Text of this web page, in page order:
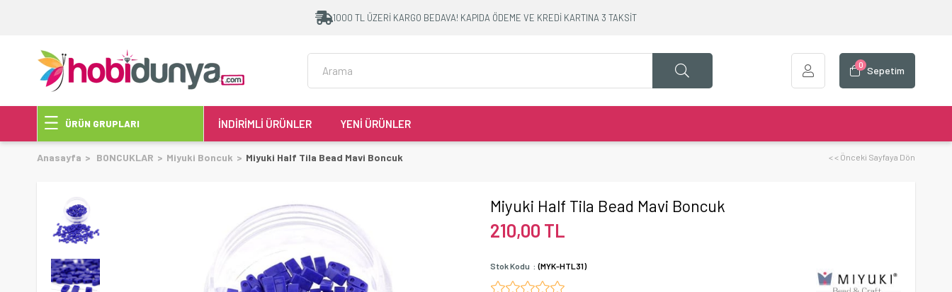
1000 TL ÜZERİ KARGO BEDAVA! KAPIDA ÖDEME VE KREDİ KARTINA 3 TAKSİT
Sepetim
0
ÜRÜN GRUPLARI İNDİRİMLİ ÜRÜNLER YENİ ÜRÜNLER
Anasayfa BONCUKLAR Miyuki Boncuk Miyuki Half Tila Bead Mavi Boncuk < < Önceki Sayfaya Dön
Miyuki Half Tila Bead Mavi Boncuk
210,00 TL
Stok Kodu (MYK-HTL31)